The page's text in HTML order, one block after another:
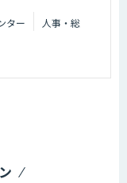
ター
人事・総